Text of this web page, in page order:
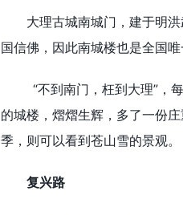
大理古城南城门，建于明洪
国信佛，因此南城楼也是全国
“不到南门，枉到大理”，每
的城楼，熠熠生辉，多了一份
季，则可以看到苍山雪的景观。
复兴路